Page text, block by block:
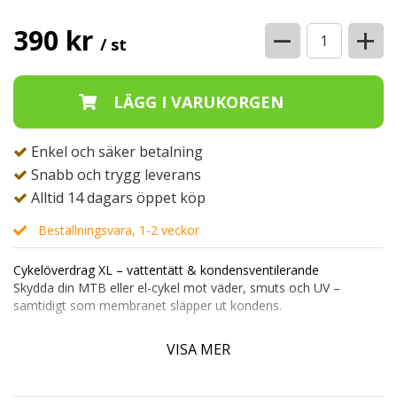
390 kr / st − +
Enkel och säker betalning
Snabb och trygg leverans
Alltid 14 dagars öppet köp
Beställningsvara, 1-2 veckor
Cykelöverdrag XL – vattentätt & kondensventilerande
Skydda din MTB eller el-cykel mot väder, smuts och UV –
samtidigt som membranet släpper ut kondens.
100 % vattentätt ytterlagerstoppar regn och snö
ventilerar bort fukt → ingen rost eller
Kardborreband runt fram- & bakhjul+ elastisk nederkant –
VISA MER